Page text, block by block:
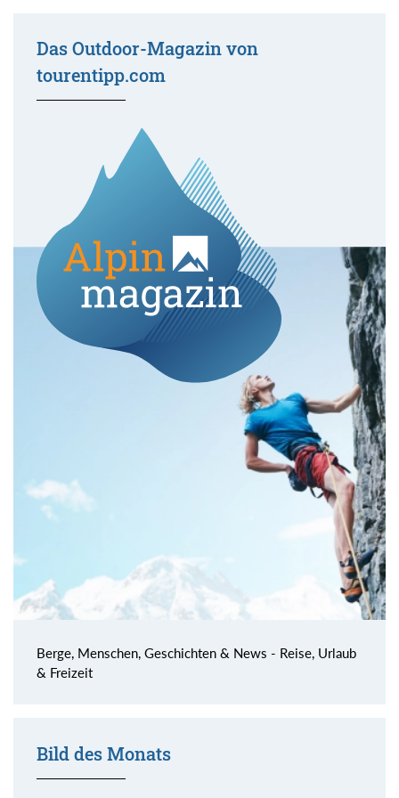
Das Outdoor-Magazin von
tourentipp.com
Berge, Menschen, Geschichten & News - Reise, Urlaub
& Freizeit
Bild des Monats